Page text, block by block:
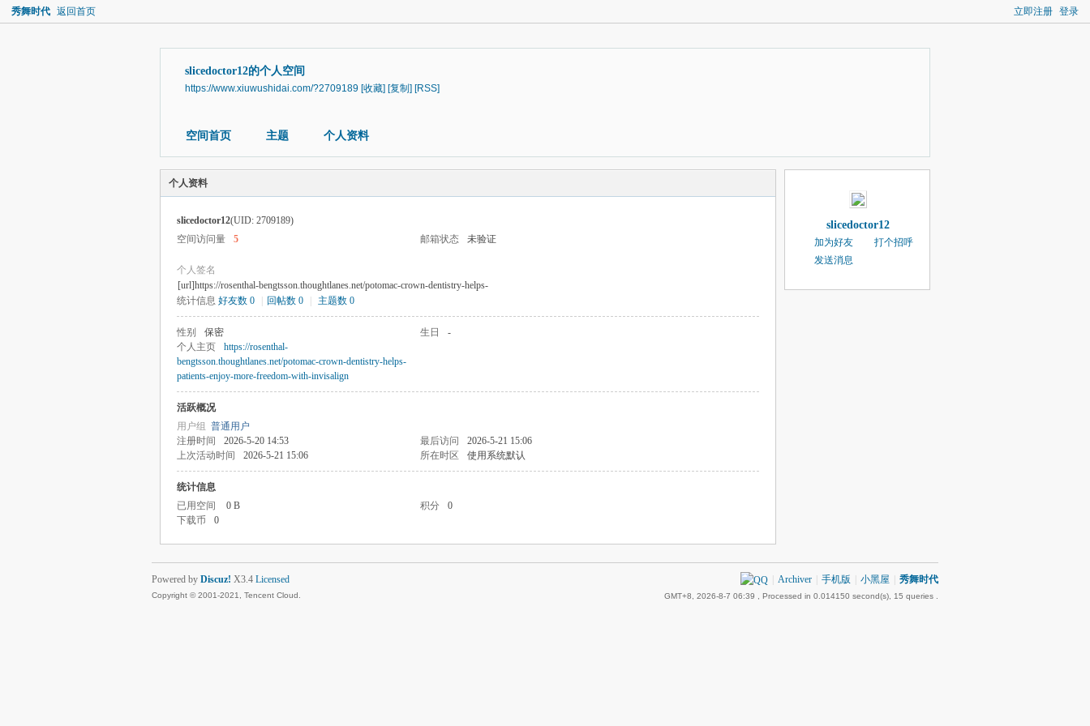
立即注册 登录
秀舞时代 返回首页
slicedoctor12的个人空间
https://www.xiuwushidai.com/?2709189 [收藏] [复制] [RSS]
空间首页 主题 个人资料
个人资料
slicedoctor12(UID: 2709189)
空间访问量
5 邮箱状态 未验证
个人签名
[url]https://rosenthal-bengtsson.thoughtlanes.net/potomac-crown-dentistry-helps-
统计信息 好友数 0 回帖数 0 主题数 0
性别 保密 生日
-
个人主页
https://rosenthal-
bengtsson.thoughtlanes.net/potomac-crown-dentistry-helps-
patients-enjoy-more-freedom-with-invisalign
活跃概况
用户组 普通用户
注册时间
2026-5-20 14:53 最后访问
2026-5-21 15:06
上次活动时间
2026-5-21 15:06 所在时区 使用系统默认
统计信息
已用空间
0 B 积分
0
下载币
0
slicedoctor12
加为好友
打个招呼
发送消息
Archiver 手机版 小黑屋 秀舞时代
GMT+8, 2026-8-7 06:39 , Processed in 0.014150 second(s), 15 queries .
Powered by Discuz! X3.4 Licensed
Copyright © 2001-2021, Tencent Cloud.